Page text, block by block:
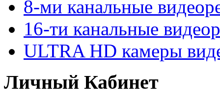
8-ми канальные
16-ти канальные
ULTRA HD камеры
Личный Кабинет